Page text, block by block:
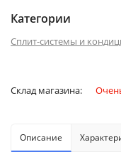
Категории
Сплит-системы и
Склад магазина:
Описание